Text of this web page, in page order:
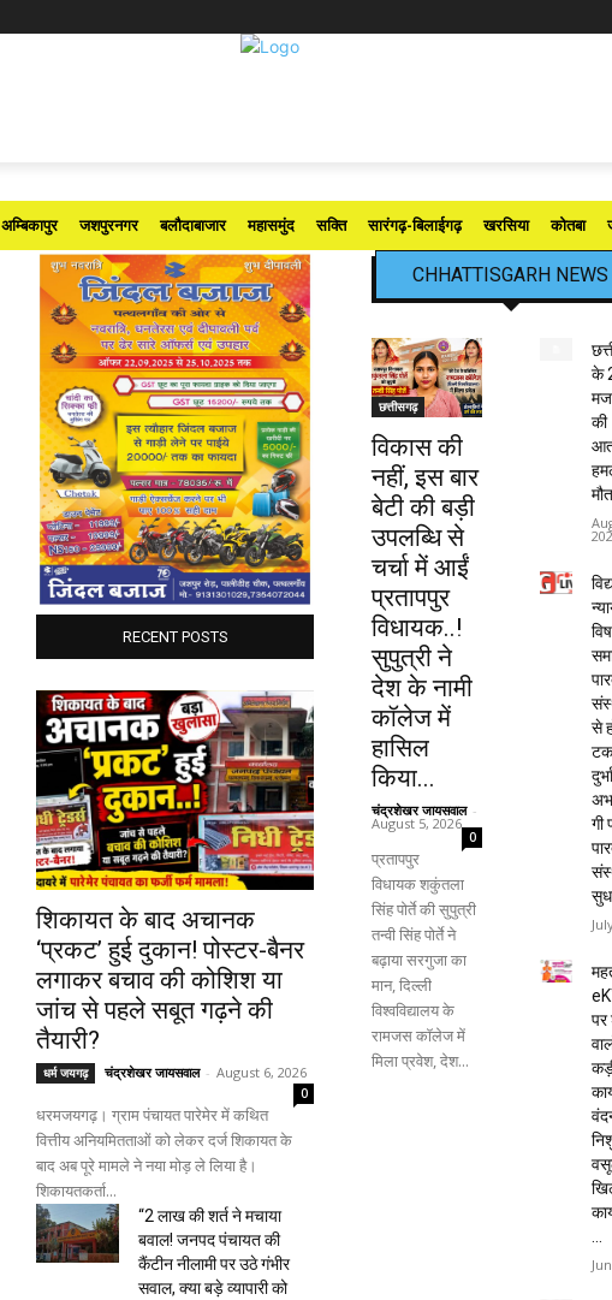
अम्बिकापुर जशपुरनगर बलौदाबाजार महासमुंद सक्ति सारंगढ़-बिलाईगढ़ खरसिया कोतबा
RECENT POSTS
शिकायत के बाद अचानक
‘प्रकट’ हुई दुकान! पोस्टर-बैनर
लगाकर बचाव की कोशिश या
जांच से पहले सबूत गढ़ने की
तैयारी?
धर्म जयगढ़ चंद्रशेखर जायसवाल - August 6, 2026
0
धरमजयगढ़। ग्राम पंचायत पारेमेर में कथित
वित्तीय अनियमितताओं को लेकर दर्ज शिकायत के
बाद अब पूरे मामले ने नया मोड़ ले लिया है।
शिकायतकर्ता...
“2 लाख की शर्त ने मचाया
बवाल! जनपद पंचायत की
कैंटीन नीलामी पर उठे गंभीर
सवाल, क्या बड़े व्यापारी को
CHHATTISGARH NEWS
छत्तीसगढ़
विकास की
नहीं, इस बार
बेटी की बड़ी
उपलब्धि से
चर्चा में आईं
प्रतापपुर
विधायक..!
सुपुत्री ने
देश के नामी
कॉलेज में
हासिल
किया...
चंद्रशेखर जायसवाल -
August 5, 2026
0
प्रतापपुर
विधायक शकुंतला
सिंह पोर्ते की सुपुत्री
तन्वी सिंह पोर्ते ने
बढ़ाया सरगुजा का
मान, दिल्ली
विश्वविद्यालय के
रामजस कॉलेज में
मिला प्रवेश, देश...
के
की
से
गी